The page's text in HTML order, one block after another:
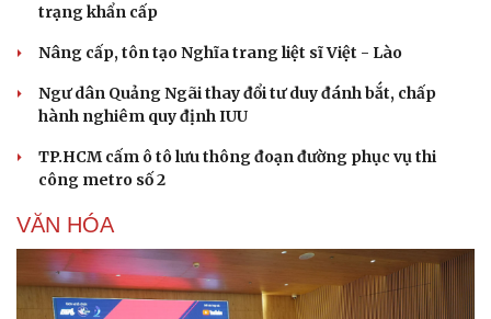
trạng khẩn cấp
Nâng cấp, tôn tạo Nghĩa trang liệt sĩ Việt - Lào
Ngư dân Quảng Ngãi thay đổi tư duy đánh bắt, chấp
hành nghiêm quy định IUU
TP.HCM cấm ô tô lưu thông đoạn đường phục vụ thi
công metro số 2
VĂN HÓA